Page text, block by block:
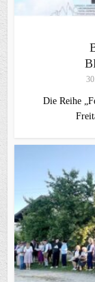
Die Reihe